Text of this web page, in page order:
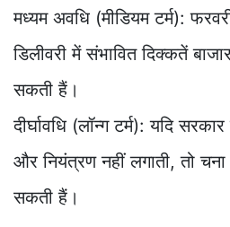
मध्यम अवधि (मीडियम टर्म):
डिलीवरी में संभावित दिक्कतें
सकती हैं।
दीर्घावधि (लॉन्ग टर्म): यदि
और नियंत्रण नहीं लगाती, तो
सकती हैं।